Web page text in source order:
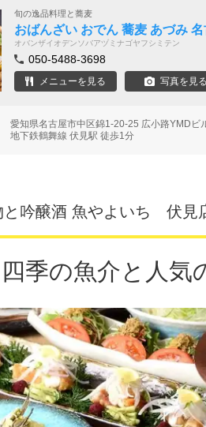
旬の逸品料理と蕎麦
おばんざい おでん 蕎麦 あづみ
オバンザイオデンソバアヅミナゴヤフシミテン
050-5488-3698
メニューを見る 写真を見る
愛知県名古屋市中区錦1-20-25 広小路YMD
地下鉄鶴舞線 伏見駅 徒歩1分
と吟醸酒 魚やよいち 伏見
四季の魚介と人気